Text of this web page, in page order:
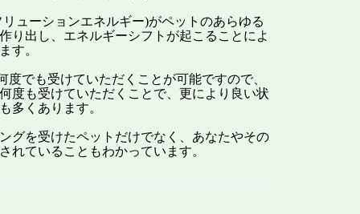
ューションエネルギー)がペットのあらゆる
り出し、エネルギーシフトが起こることによ
す。
でも受けていただくことが可能ですので、
度も受けていただくことで、更により良い状
多くあります。
グを受けたペットだけでなく、あなたやその
れていることもわかっています。